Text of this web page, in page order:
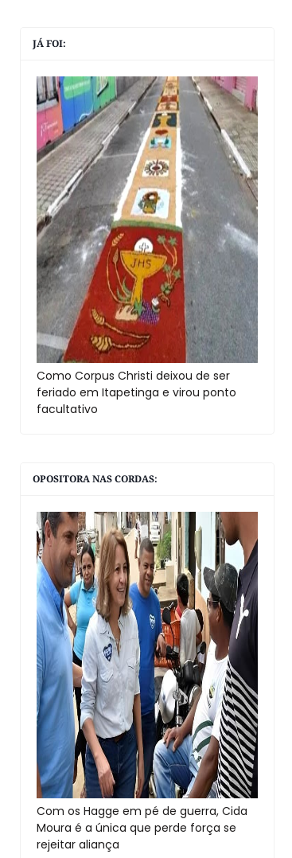
JÁ FOI:
Como Corpus Christi deixou de ser
feriado em Itapetinga e virou ponto
facultativo
OPOSITORA NAS CORDAS:
Com os Hagge em pé de guerra, Cida
Moura é a única que perde força se
rejeitar aliança